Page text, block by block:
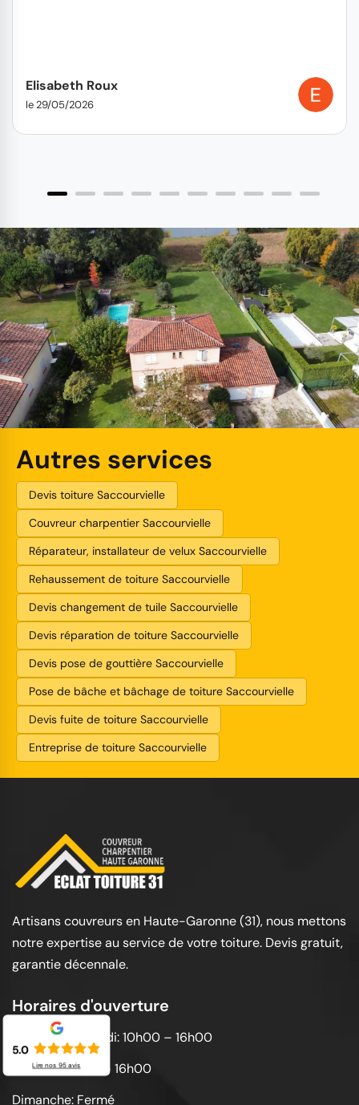
Elisabeth Roux
le 29/05/2026
Autres services
Devis toiture Saccourvielle
Couvreur charpentier Saccourvielle
Réparateur, installateur de velux Saccourvielle
Rehaussement de toiture Saccourvielle
Devis changement de tuile Saccourvielle
Devis réparation de toiture Saccourvielle
Devis pose de gouttière Saccourvielle
Pose de bâche et bâchage de toiture Saccourvielle
Devis fuite de toiture Saccourvielle
Entreprise de toiture Saccourvielle
Artisans couvreurs en Haute-Garonne (31), nous mettons
notre expertise au service de votre toiture. Devis gratuit,
garantie décennale.
Horaires d'ouverture
Lundi au vendredi: 10h00 – 16h00
Samedi: 10h00 – 16h00
Dimanche: Fermé
5.0
Lire nos 95avis